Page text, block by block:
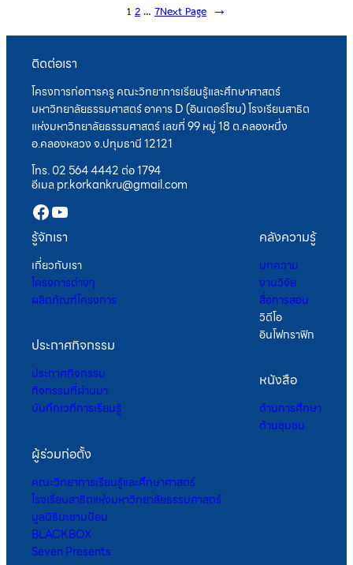
1 2… 7Next Page →
ติดต่อเรา
โครงการก่อการครู คณะวิทยาการเรียนรู้และศึกษาศาสตร์
มหาวิทยาลัยธรรมศาสตร์ อาคาร D (อินเตอร์โซน) โรงเรียนสาธิต
แห่งมหาวิทยาลัยธรรมศาสตร์ เลขที่ 99 หมู่ 18 ต.คลองหนึ่ง
อ.คลองหลวง จ.ปทุมธานี 12121
โทร. 02 564 4442 ต่อ 1794
อีเมล pr.korkankru@gmail.com
Facebook
YouTube
รู้จักเรา
เกี่ยวกับเรา
โครงการต่างๆ
ผลิตภัณฑ์โครงการ
ประกาศกิจกรรม
ประกาศกิจกรรม
กิจกรรมที่ผ่านมา
บันทึกเวทีการเรียนรู้
คลังความรู้
บทความ
งานวิจัย
สื่อการสอน
วิดีโอ
อินโฟกราฟิก
หนังสือ
ด้านการศึกษา
ด้านชุมชน
ผู้ร่วมก่อตั้ง
คณะวิทยาการเรียนรู้และศึกษาศาสตร์
โรงเรียนสาธิตแห่งมหาวิทยาลัยธรรมศาสตร์
มูลนิธิมะขามป้อม
BLACKBOX
Seven Presents